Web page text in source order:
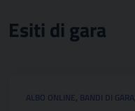
Esiti di gara
ALBO ONLINE, BANDI DI GARA